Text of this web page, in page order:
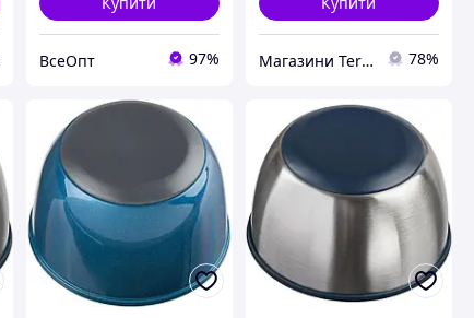
ВсеОпт 97% Магазини Terra Incognita 78%